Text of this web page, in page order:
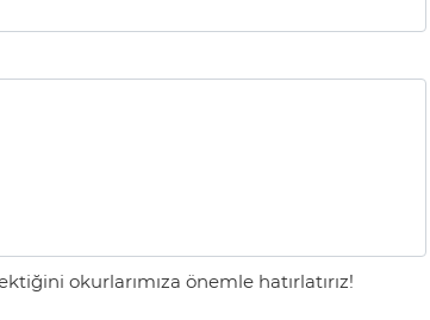
okurlarımıza önemle hatırlatırız!